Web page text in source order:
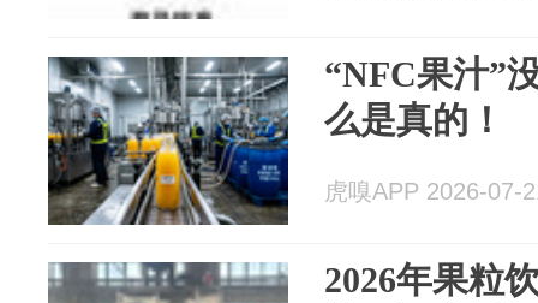
“NFC果汁”
么是真的！
虎嗅APP 2026-07-
2026年果粒